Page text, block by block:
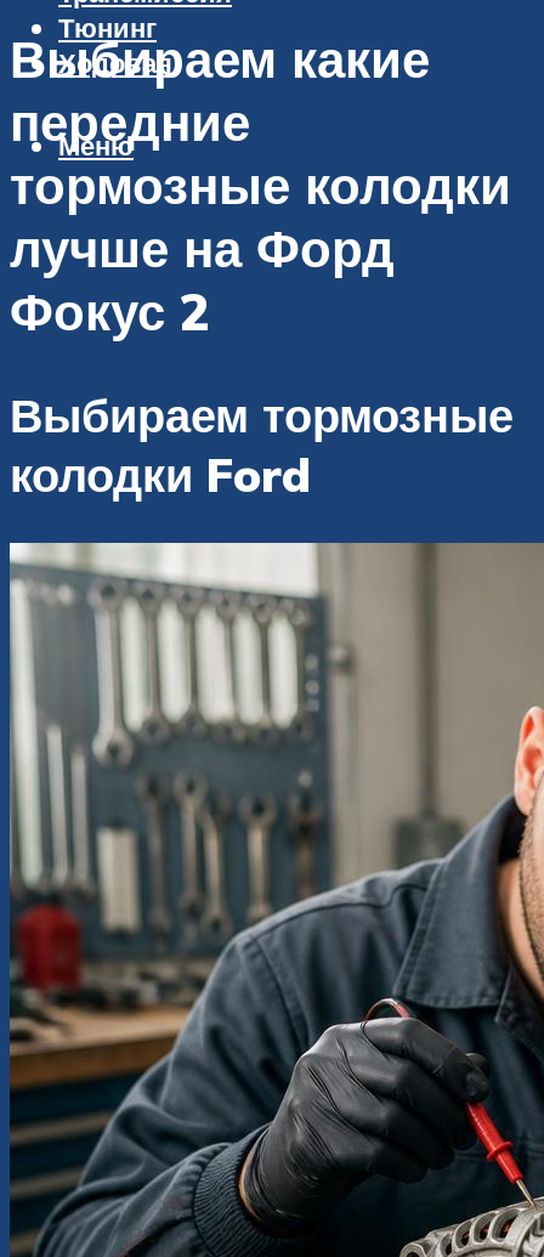
Тюнинг
Ходовая
Меню
Выбираем какие
передние
тормозные колодки
лучше на Форд
Фокус 2
Выбираем тормозные
колодки Ford